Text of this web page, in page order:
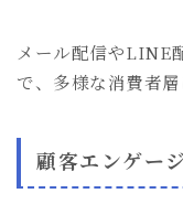
メール配信やLINE
で、多様な消費者
顧客エンゲー